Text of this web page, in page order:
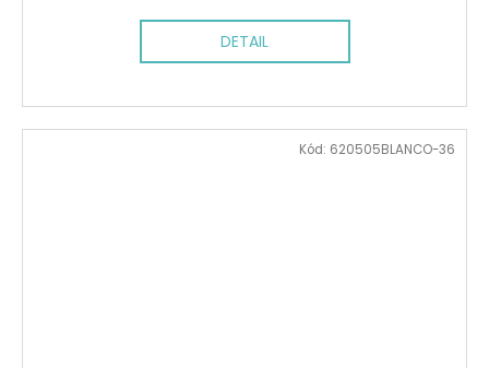
DETAIL
Kód: 620505BLANCO-36